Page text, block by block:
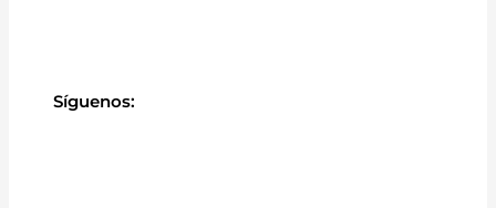
Síguenos: